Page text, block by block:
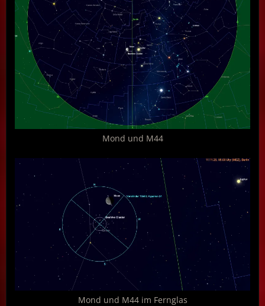
Mond und M44
Mond und M44 im Fernglas